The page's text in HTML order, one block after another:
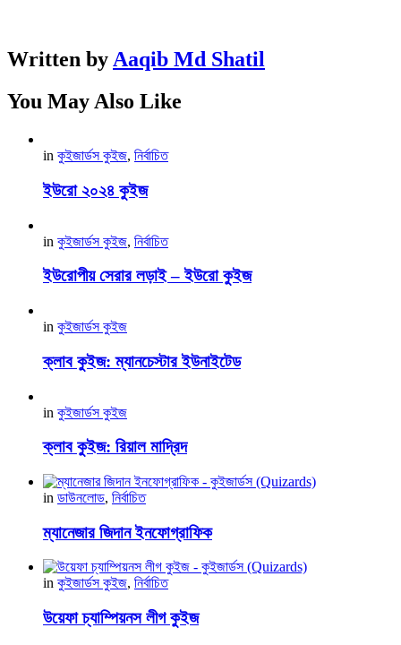
Written byAaqib Md Shatil
You May Also Like
in কুইজার্ডস কুইজ, নির্বাচিত
ইউরো ২০২৪ কুইজ
in কুইজার্ডস কুইজ, নির্বাচিত
ইউরোপীয় সেরার লড়াই – ইউরো কুইজ
in কুইজার্ডস কুইজ
ক্লাব কুইজ: ম্যানচেস্টার ইউনাইটেড
in কুইজার্ডস কুইজ
ক্লাব কুইজ: রিয়াল মাদ্রিদ
in ডাউনলোড, নির্বাচিত
ম্যানেজার জিদান ইনফোগ্রাফিক
in কুইজার্ডস কুইজ, নির্বাচিত
উয়েফা চ্যাম্পিয়নস লীগ কুইজ